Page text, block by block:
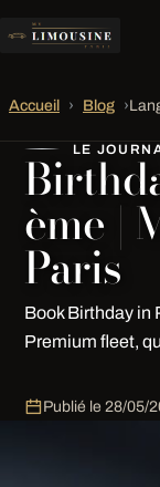
Accueil › Blog ›
LE
ème |
Paris
Book Birthday in
Premium fleet,
Publié le 28/05/